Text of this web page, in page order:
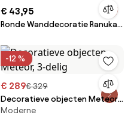
€ 43,95
Ronde Wanddecoratie Ranukao
-12 %
€ 289€ 329
Decoratieve objecten Meteor,
3-delig
Moderne